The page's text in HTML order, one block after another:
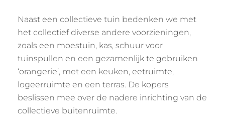
Naast een collectieve tuin bedenken we met
het collectief diverse andere voorzieningen,
zoals een moestuin, kas, schuur voor
tuinspullen en een gezamenlijk te gebruiken
‘orangerie’, met een keuken, eetruimte,
logeerruimte en een terras. De kopers
beslissen mee over de nadere inrichting van de
collectieve buitenruimte.